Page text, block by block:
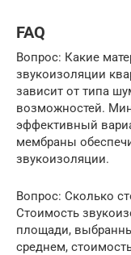
FAQ
Вопрос: Какие
звукоизоляции
зависит от типа
возможностей.
эффективный
мембраны
звукоизоляции.
Вопрос: Сколько
Стоимость
площади,
среднем,